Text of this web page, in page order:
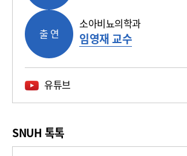
출 연
소아비뇨의학과
임영재 교수
유튜브
SNUH 톡톡